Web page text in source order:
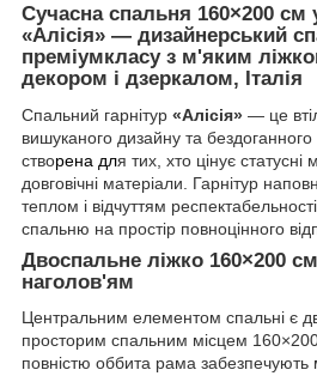
Сучасна спальня 160×200 см
«Алісія» — дизайнерський
преміумкласу з м'яким
декором і дзеркалом, Італія
Спальний гарнітур «Алісія» — це
вишуканого дизайну та
створена для тих, хто цінує статусні
довговічні матеріали. Гарнітур
теплом і відчуттям
спальню на простір повноцінного
Двоспальне ліжко 160×200
наголов'ям
Центральним елементом спальні є
просторим спальним місцем
повністю оббита рама